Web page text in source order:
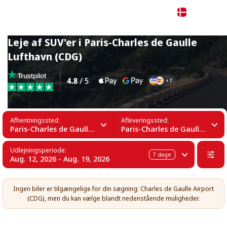
Leje af SUV'er i Paris-Charles de Gaulle
Lufthavn (CDG)
Afhentningssted:
Paris-Charles de Gaulle Lufthavn (CDG)
Afleveringssted:
Paris-Charles de Gaulle Lufthavn (CDG)
Udlejningsperiode:
Aug. 12, 2026 - Aug. 19, 2026 7 dage
Ingen biler er tilgængelige for din søgning: Charles de Gaulle Airport
(CDG), men du kan vælge blandt nedenstående muligheder.